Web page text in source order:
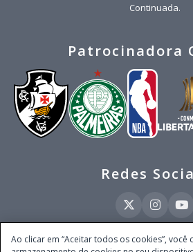
Continuada.
Patrocinadora
Redes
Ao clicar em “Aceitar todos os cookies”, você